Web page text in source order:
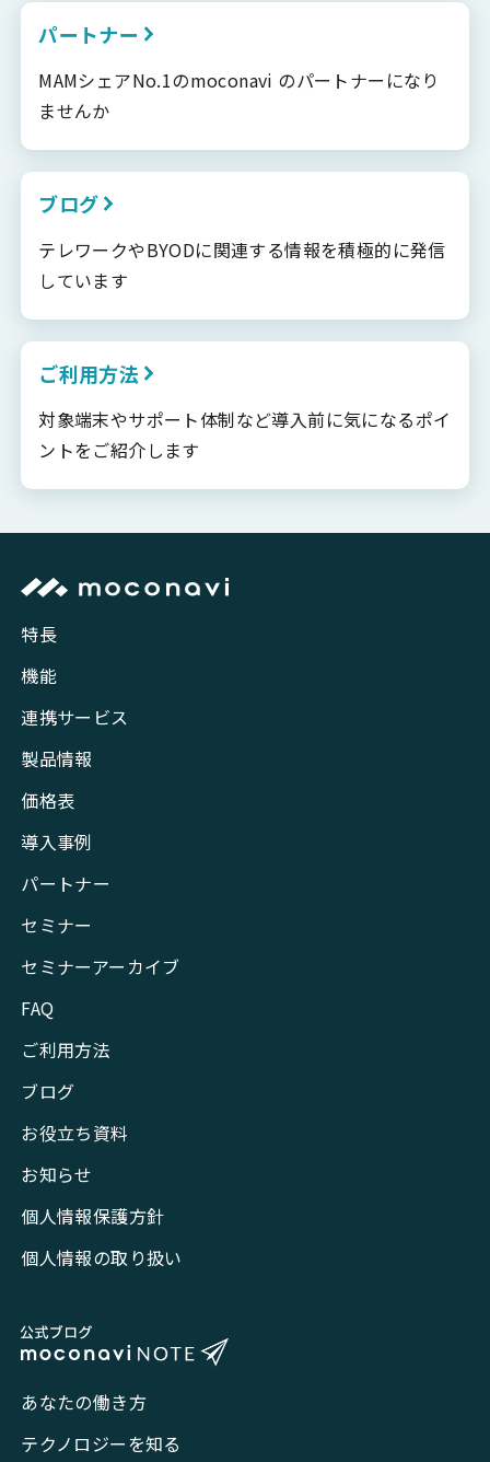
パートナー
MAMシェアNo.1のmoconavi のパートナーになり
ませんか
ブログ
テレワークやBYODに関連する情報を積極的に発信
しています
ご利用方法
対象端末やサポート体制など導入前に気になるポイ
ントをご紹介します
特長
機能
連携サービス
製品情報
価格表
導入事例
パートナー
セミナー
セミナーアーカイブ
FAQ
ご利用方法
ブログ
お役立ち資料
お知らせ
個人情報保護方針
個人情報の取り扱い
あなたの働き方
テクノロジーを知る